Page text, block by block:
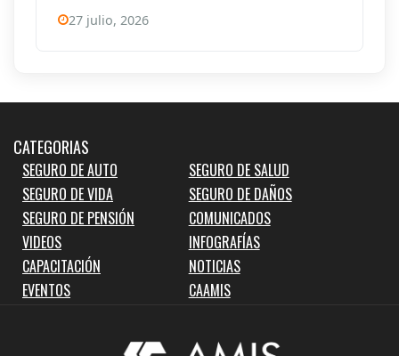
27 julio, 2026
CATEGORIAS
SEGURO DE AUTO
SEGURO DE SALUD
SEGURO DE VIDA
SEGURO DE DAÑOS
SEGURO DE PENSIÓN
COMUNICADOS
VIDEOS
INFOGRAFÍAS
CAPACITACIÓN
NOTICIAS
EVENTOS
CAAMIS